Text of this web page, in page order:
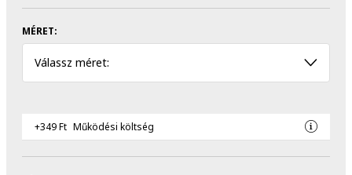
MÉRET:
Válassz méret:
+349 Ft Működési költség